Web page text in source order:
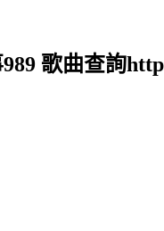
歌曲查詢